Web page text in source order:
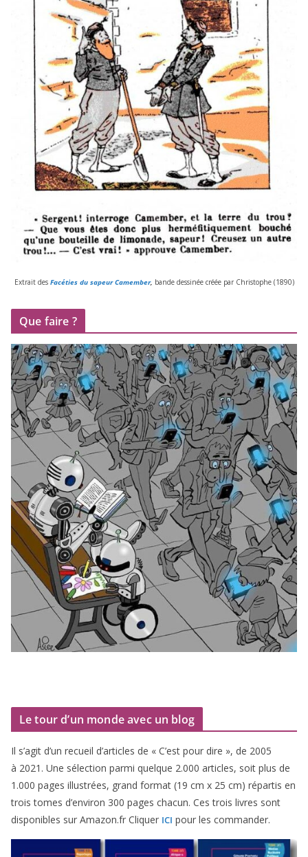
Extrait desFacéties du sapeur Camember, bande des­si­née créée par Christophe (1890)
Que faire ?
Le tour d’un monde avec un blog
Il s’agit d’un recueil d’ar­ticles de « C’est pour dire », de 2005
à 2021 . Une sélec­tion par­mi quelque 2.000 articles, soit plus de
1 .000 pages illus­trées, grand for­mat (19 cm x 25 cm) répar­tis en
trois tomes d’environ 300 pages cha­cun. Ces trois livres sont
dis­po­nibles sur Amazon​.fr Cliquer ICI pour les commander.